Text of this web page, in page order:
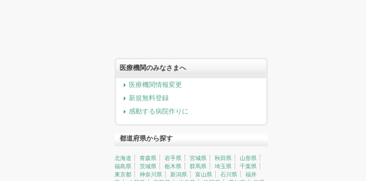
医療機関のみなさまへ
医療機関情報変更
新規無料登録
感動する病院作りに
都道府県から探す
北海道 青森県 岩手県 宮城県 秋田県
山形県
福島県
茨城県 栃木県 群馬県 埼玉県
千葉県
東京都
神奈川県 新潟県 富山県 石川県
福井